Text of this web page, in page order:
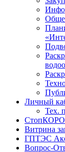
Личный
Тех.
Витрина
ГПТЭС
Вопрос-